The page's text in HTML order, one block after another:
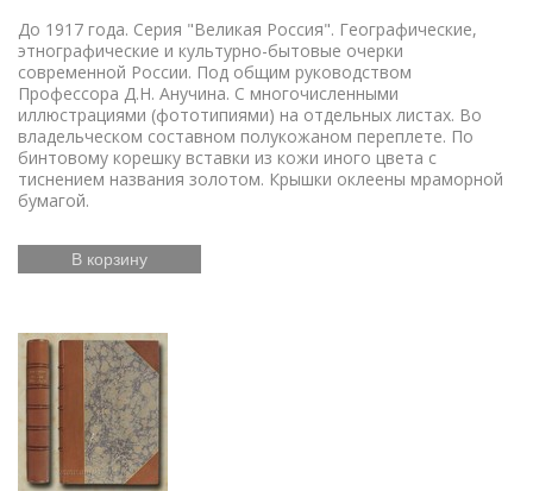
До 1917 года. Серия "Великая Россия". Географические,
этнографические и культурно-бытовые очерки
современной России. Под общим руководством
Профессора Д.Н. Анучина. С многочисленными
иллюстрациями (фототипиями) на отдельных листах. Во
владельческом составном полукожаном переплете. По
бинтовому корешку вставки из кожи иного цвета с
тиснением названия золотом. Крышки оклеены мраморной
бумагой.
В корзину